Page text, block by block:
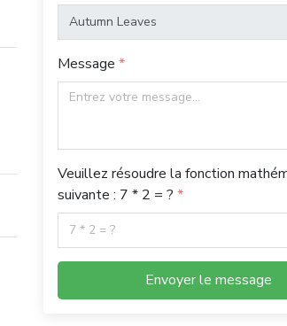
Message
Veuillez résoudre la fonction
suivante : 7 * 2 = ?
Envoyer le message